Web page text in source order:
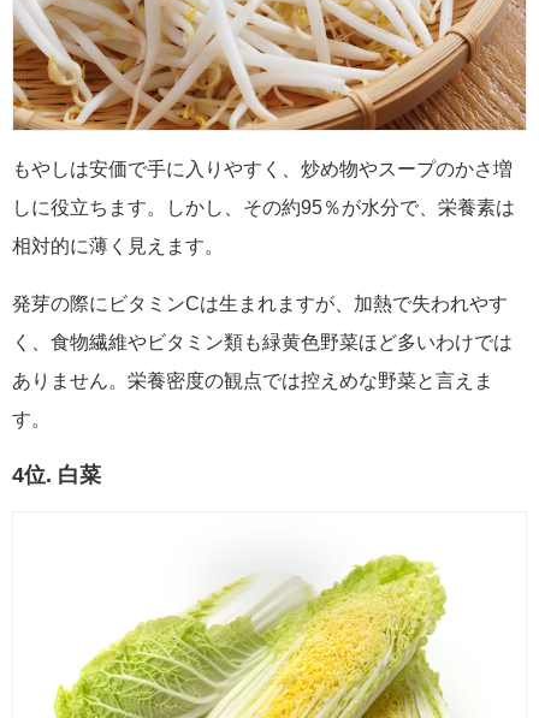
もやしは安価で手に入りやすく、炒め物やスープのかさ増
しに役立ちます。しかし、その約95％が水分で、栄養素は
相対的に薄く見えます。
発芽の際にビタミンCは生まれますが、加熱で失われやす
く、食物繊維やビタミン類も緑黄色野菜ほど多いわけでは
ありません。栄養密度の観点では控えめな野菜と言えま
す。
4位. 白菜